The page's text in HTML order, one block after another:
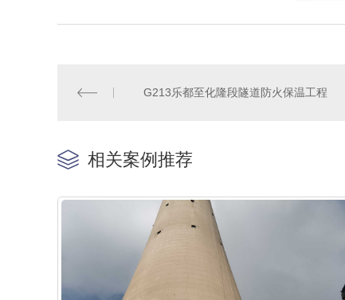
G213乐都至化隆段隧道防火保温工程
相关案例推荐